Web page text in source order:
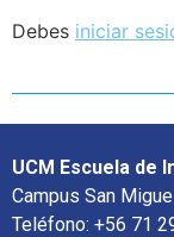
Debes iniciar
UCM Escuela de
Campus San
Teléfono: +56 71